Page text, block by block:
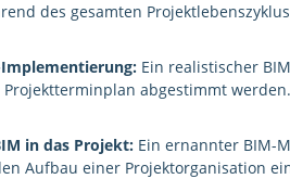
des gesamten
Ein realistischer
abgestimmt werden.
in das Projekt:Ein ernannter BIM-
Aufbau einer Projektorganisation